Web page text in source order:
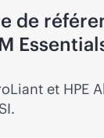
de
et HPE